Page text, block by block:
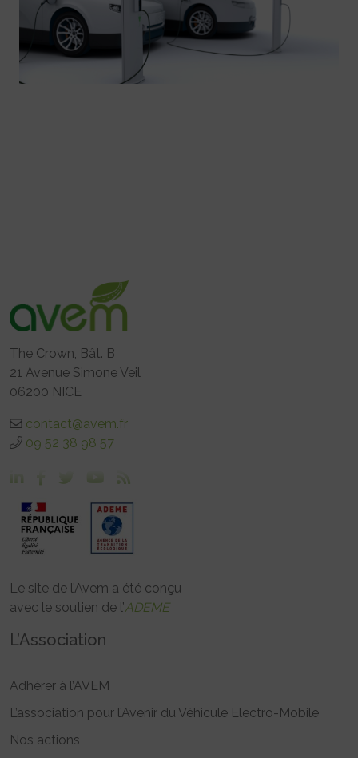
The Crown, Bât. B
21 Avenue Simone Veil
06200 NICE
contact@avem.fr
09 52 38 98 57
Le site de l’Avem a été conçu
avec le soutien de l’ADEME
L’Association
Adhérer à l’AVEM
L’association pour l’Avenir du Véhicule Electro-Mobile
Nos actions